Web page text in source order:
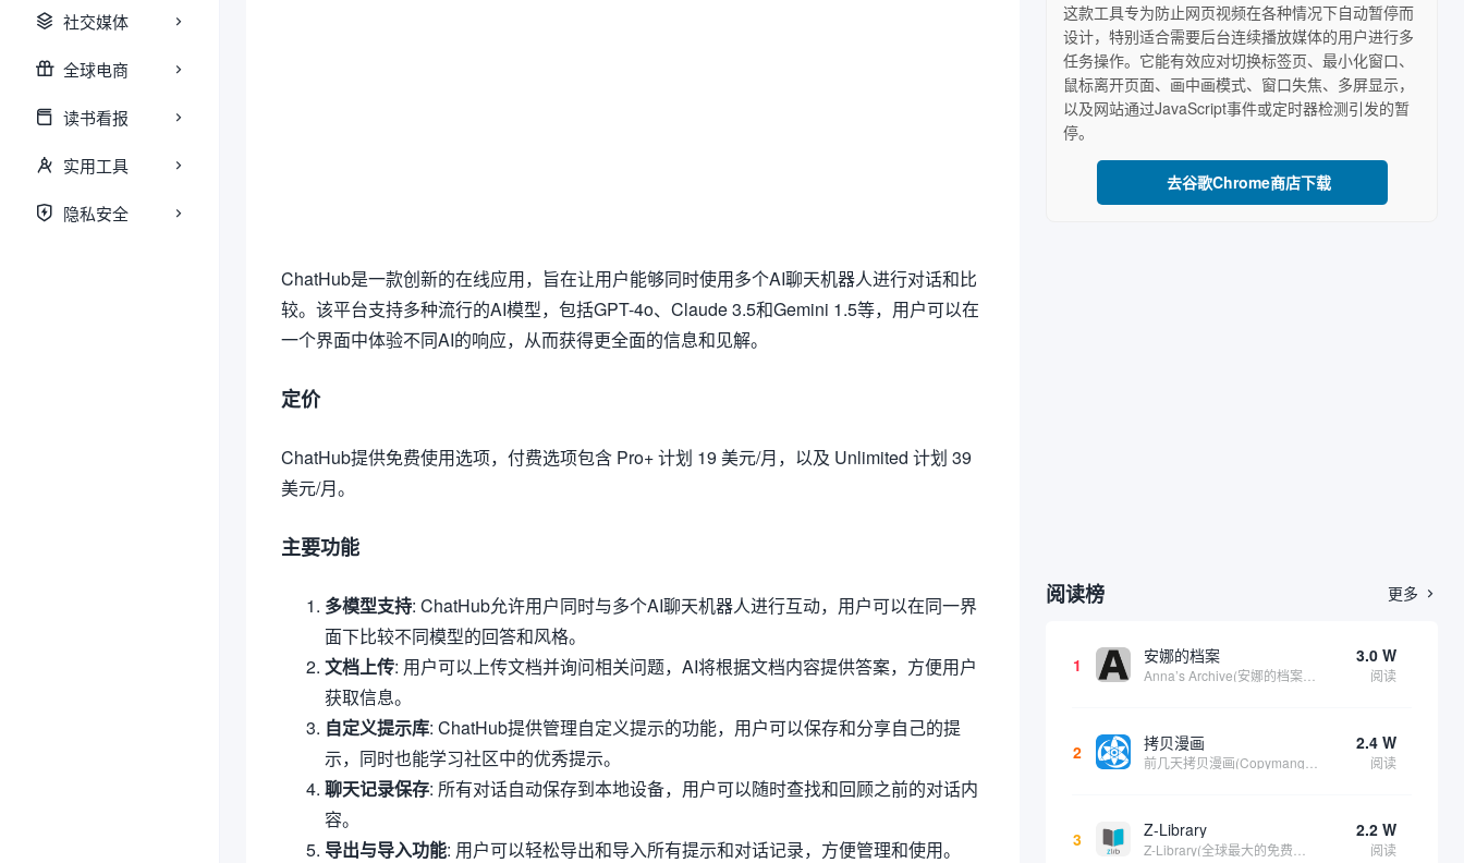
社交媒体
全球电商
读书看报
实用工具
隐私安全
ChatHub是一款创新的在线应用，旨在让用户能够同时使用多个AI聊天机器人进行对话和比
较。该平台支持多种流行的AI模型，包括GPT-4o、Claude 3.5和Gemini 1.5等，用户可以在
一个界面中体验不同AI的响应，从而获得更全面的信息和见解。
定价
ChatHub提供免费使用选项，付费选项包含 Pro+ 计划 19 美元/月，以及 Unlimited 计划 39
美元/月。
主要功能
多模型支持: ChatHub允许用户同时与多个AI聊天机器人进行互动，用户可以在同一界
面下比较不同模型的回答和风格。
文档上传: 用户可以上传文档并询问相关问题，AI将根据文档内容提供答案，方便用户
获取信息。
自定义提示库: ChatHub提供管理自定义提示的功能，用户可以保存和分享自己的提
示，同时也能学习社区中的优秀提示。
聊天记录保存: 所有对话自动保存到本地设备，用户可以随时查找和回顾之前的对话内
容。
导出与导入功能: 用户可以轻松导出和导入所有提示和对话记录，方便管理和使用。
这款工具专为防止网页视频在各种情况下自动暂停而
设计，特别适合需要后台连续播放媒体的用户进行多
任务操作。它能有效应对切换标签页、最小化窗口、
鼠标离开页面、画中画模式、窗口失焦、多屏显示，
以及网站通过JavaScript事件或定时器检测引发的暂
停。
去谷歌Chrome商店下载
阅读榜 更多 
1 安娜的档案 3.0 W
阅读
2 拷贝漫画 2.4 W
阅读
3 Z-Library 2.2 W
阅读